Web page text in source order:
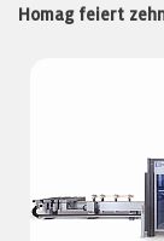
Homag feiert